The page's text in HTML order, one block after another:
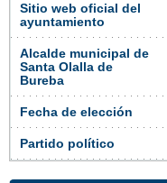
Sitio web oficial del
ayuntamiento
Alcalde municipal de
Santa Olalla de
Bureba
Fecha de elección
Partido político